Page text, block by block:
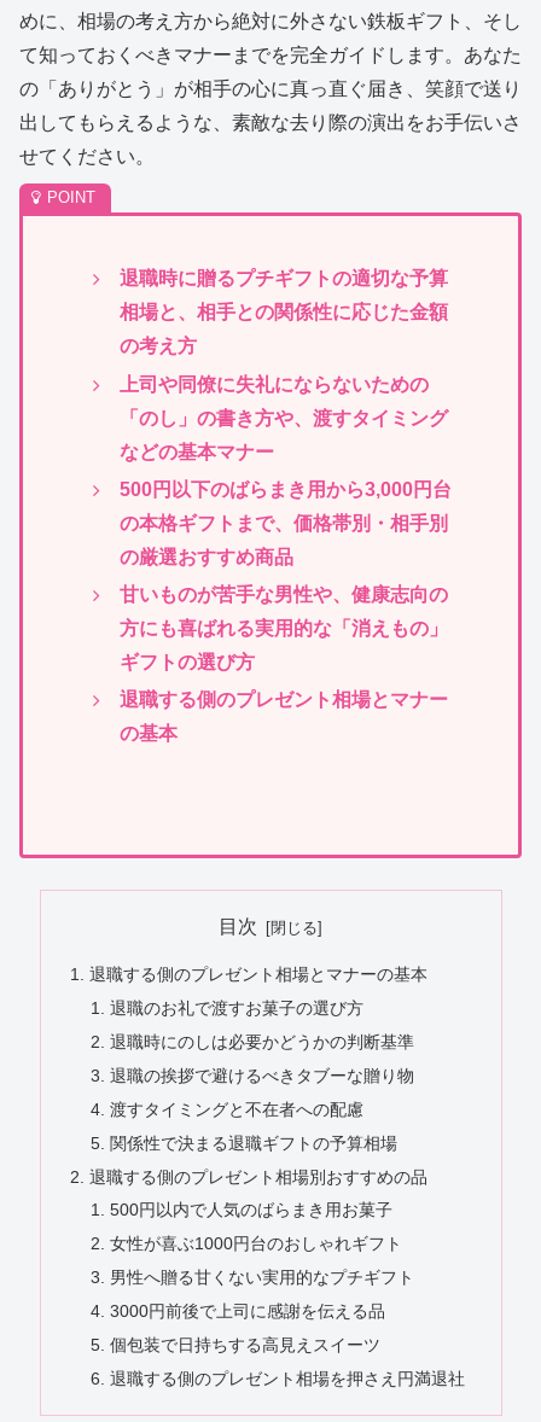
めに、相場の考え方から絶対に外さない鉄板ギフト、そし
て知っておくべきマナーまでを完全ガイドします。あなた
の「ありがとう」が相手の心に真っ直ぐ届き、笑顔で送り
出してもらえるような、素敵な去り際の演出をお手伝いさ
せてください。
退職時に贈るプチギフトの適切な予算
相場と、相手との関係性に応じた金額
の考え方
上司や同僚に失礼にならないための
「のし」の書き方や、渡すタイミング
などの基本マナー
500円以下のばらまき用から3,000円台
の本格ギフトまで、価格帯別・相手別
の厳選おすすめ商品
甘いものが苦手な男性や、健康志向の
方にも喜ばれる実用的な「消えもの」
ギフトの選び方
退職する側のプレゼント相場とマナー
の基本
目次
退職する側のプレゼント相場とマナーの基本
退職のお礼で渡すお菓子の選び方
退職時にのしは必要かどうかの判断基準
退職の挨拶で避けるべきタブーな贈り物
渡すタイミングと不在者への配慮
関係性で決まる退職ギフトの予算相場
退職する側のプレゼント相場別おすすめの品
500円以内で人気のばらまき用お菓子
女性が喜ぶ1000円台のおしゃれギフト
男性へ贈る甘くない実用的なプチギフト
3000円前後で上司に感謝を伝える品
個包装で日持ちする高見えスイーツ
退職する側のプレゼント相場を押さえ円満退社